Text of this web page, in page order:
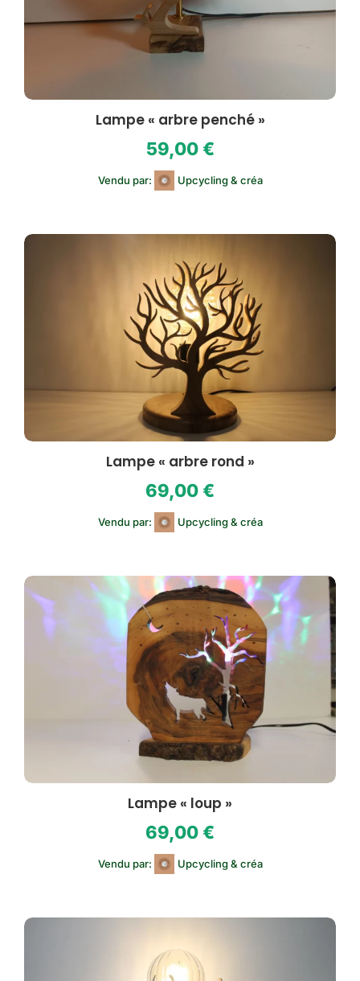
Lampe « arbre penché »
59,00€
Vendu par: Upcycling & créa
Lampe « arbre rond »
69,00€
Vendu par: Upcycling & créa
Lampe « loup »
69,00€
Vendu par: Upcycling & créa